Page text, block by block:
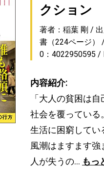
クション
著者：稲葉 剛
書（224ページ）
0：4022950595
内容紹介:
「大人の貧困は
社会を覆っている
生活に困窮してい
風潮はますます
人が失うの… もっ